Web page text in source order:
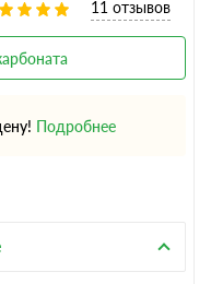
11 отзывов
Подробнее